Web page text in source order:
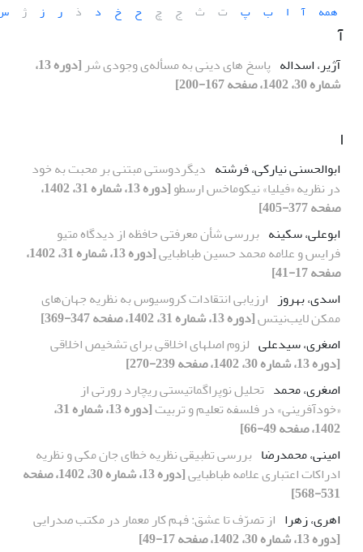
همه آ ا ب پ ت ث ج چ ح خ د ذ ر ز ژ
آ
آژیر، اسداله پاسخ های دینی به مسأله‌ی وجودی شر
[دوره 13،
شماره 30، 1402، صفحه 167-200]
ا
ابوالحسنی نیارکی، فرشته دیگردوستی مبتنی بر محبت به خود
در نظریه «فیلیا» نیکوماخس ارسطو
[دوره 13، شماره 31، 1402،
صفحه 377-405]
ابوعلی، سکینه بررسی شأن معرفتی حافظه از دیدگاه متیو
فرایس و علامه محمد حسین طباطبایی
[دوره 13، شماره 31، 1402،
صفحه 17-41]
اسدی، بهروز ارزیابی انتقادات کروسیوس به نظریه جهان‌های
ممکن لایب‌نیتس[دوره 13، شماره 31، 1402، صفحه 347-369]
اصغری، سیدعلی لزوم اصلهای اخلاقی برای تشخیص اخلاقی
[دوره 13، شماره 30، 1402، صفحه 239-270]
اصغری، محمد تحلیل نوپراگماتیستی ریچارد رورتی از
«خودآفرینی» در فلسفه تعلیم و تربیت
[دوره 13، شماره 31،
1402، صفحه 49-66]
امینی، محمدرضا بررسی تطبیقی نظریه خطای جان مکی و نظریه
ادراکات اعتباری علامه طباطبایی
[دوره 13، شماره 30، 1402، صفحه
531-568]
اهری، زهرا از تصرّف تا عشق: فهم کار معمار در مکتب صدرایی
[دوره 13، شماره 30، 1402، صفحه 17-49]